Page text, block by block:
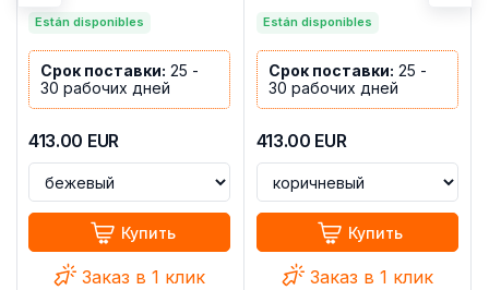
Están disponibles
Срок поставки: 25 -
30 рабочих дней
413.00 EUR
Купить
Заказ в 1 клик
Están disponibles
Срок поставки: 25 -
30 рабочих дней
413.00 EUR
Купить
Заказ в 1 клик